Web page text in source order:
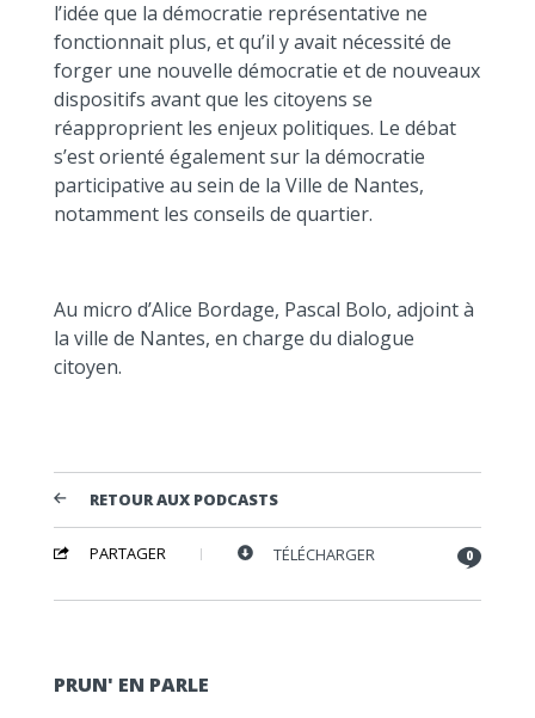
l’idée que la démocratie représentative ne
fonctionnait plus, et qu’il y avait nécessité de
forger une nouvelle démocratie et de nouveaux
dispositifs avant que les citoyens se
réapproprient les enjeux politiques. Le débat
s’est orienté également sur la démocratie
participative au sein de la Ville de Nantes,
notamment les conseils de quartier.
Au micro d’Alice Bordage, Pascal Bolo, adjoint à
la ville de Nantes, en charge du dialogue
citoyen.
RETOUR AUX PODCASTS
PARTAGER TÉLÉCHARGER 0
PRUN' EN PARLE